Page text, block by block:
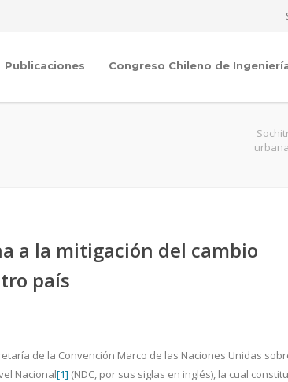
Publicaciones Congreso Chileno de
a la mitigación del cambio
país
de la Convención Marco de las Naciones Unidas
Nacional[1] (NDC, por sus siglas en inglés), la cual